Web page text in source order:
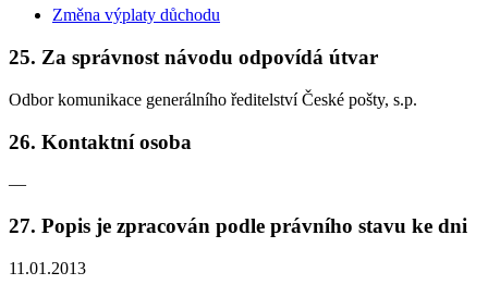
Změna výplaty důchodu
25. Za správnost návodu odpovídá útvar
Odbor komunikace generálního ředitelství České pošty, s.p.
26. Kontaktní osoba
—
27. Popis je zpracován podle právního stavu ke dni
11.01.2013